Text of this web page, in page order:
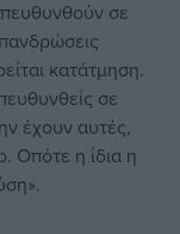
σε
κατάτμηση.
σε
έχουν αυτές,
Οπότε η ίδια η